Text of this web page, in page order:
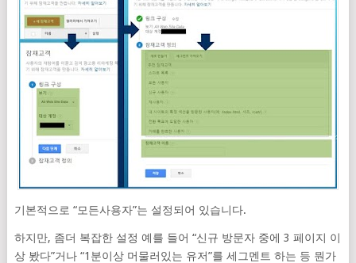
기본적으로 “모든사용자”는 설정되어 있습니다.
하지만, 좀더 복잡한 설정 예를 들어 “신규 방문자 중에 3 페이지 이
상 봤다”거나 “1분이상 머물러있는 유저”를 세그멘트 하는 등 뭔가